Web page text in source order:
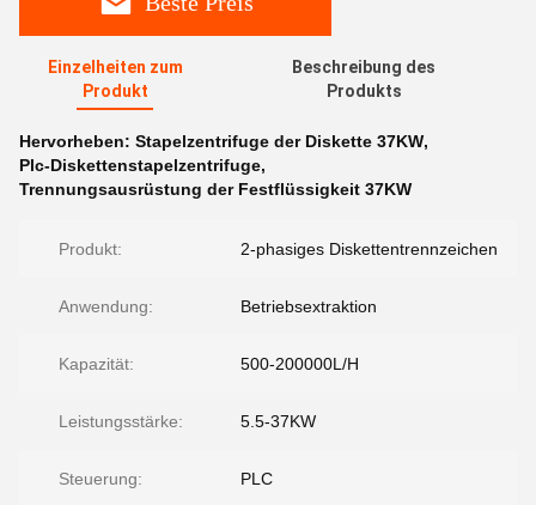
Einzelheiten zum
Produkt
Beschreibung des
Produkts
Hervorheben: Stapelzentrifuge der Diskette 37KW,
Plc-Diskettenstapelzentrifuge,
Trennungsausrüstung der Festflüssigkeit 37KW
Produkt: 2-phasiges Diskettentrennzeichen
Anwendung: Betriebsextraktion
Kapazität: 500-200000L/H
Leistungsstärke: 5.5-37KW
Steuerung: PLC